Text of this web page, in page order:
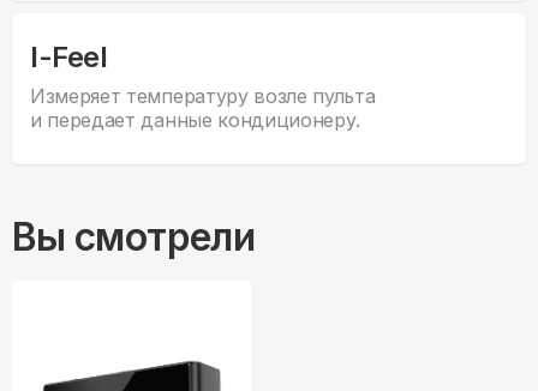
I-Feel
Измеряет температуру возле пульта
и передает данные кондиционеру.
Вы смотрели